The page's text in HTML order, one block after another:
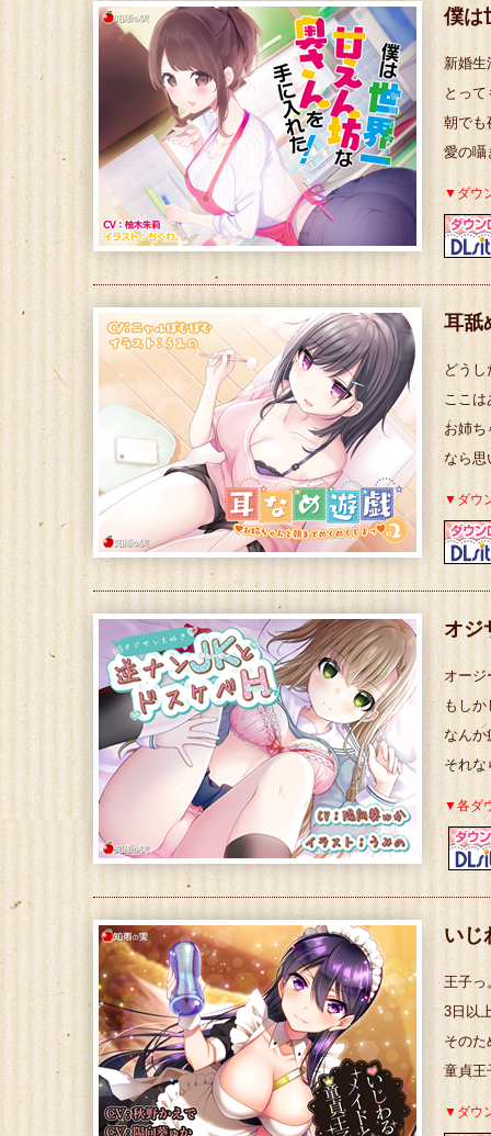
僕
新婚
とっ
朝で
愛の
▼ダウ
耳
どう
ここ
お姉
なら
▼ダウ
オ
オー
もし
なん
それ
▼各ダ
い
王子
3日以
その
童貞
▼ダウ